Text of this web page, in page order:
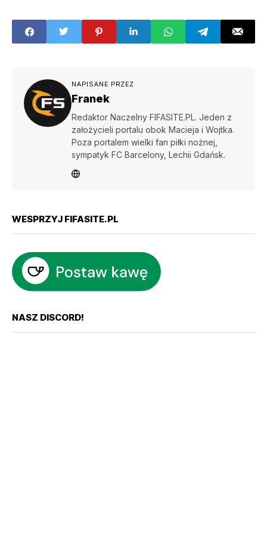
NAPISANE PRZEZ
Franek
Redaktor Naczelny FIFASITE.PL. Jeden z
założycieli portalu obok Macieja i Wojtka.
Poza portalem wielki fan piłki nożnej,
sympatyk FC Barcelony, Lechii Gdańsk.
WESPRZYJ FIFASITE.PL
NASZ DISCORD!